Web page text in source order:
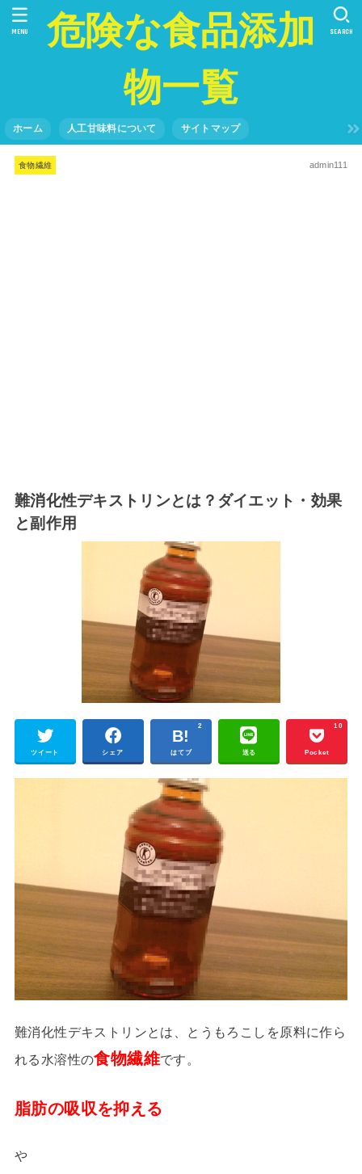
危険な食品添加
物一覧
ホーム 人工甘味料について サイトマップ
SEARCH
MENU
食物繊維 admin111
難消化性デキストリンとは？ダイエット・効果
と副作用
ツイート シェア はてブ
2
送る Pocket
10
難消化性デキストリンとは、とうもろこしを原料に作ら
れる水溶性の食物繊維です。
脂肪の吸収を抑える
や